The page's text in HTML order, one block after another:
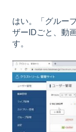
はい。「グルー
ザーIDごと、動
す。